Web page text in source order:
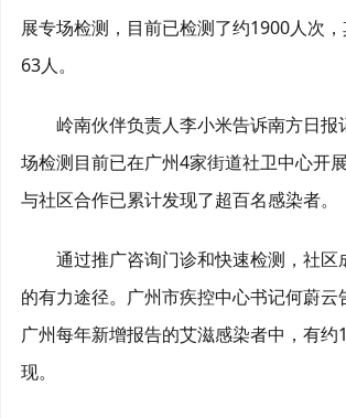
展专场检测，目前已检测了约1900人次
63人。
岭南伙伴负责人李小米告诉南方日报
场检测目前已在广州4家街道社卫中心开
与社区合作已累计发现了超百名感染者。
通过推广咨询门诊和快速检测，社区
的有力途径。广州市疾控中心书记何蔚云
广州每年新增报告的艾滋感染者中，有约
现。